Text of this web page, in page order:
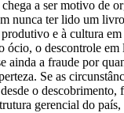
a ser motivo de
nunca ter lido um
e à cultura
ócio, o descontrole
ainda a fraude por
Se as
o descobrimento,
gerencial do